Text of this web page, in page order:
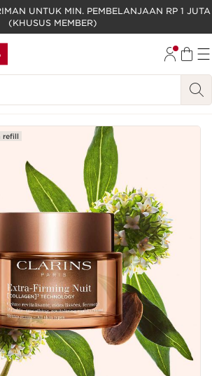
UNTUK MIN. PEMBELANJAAN RP 1 JUTA
(KHUSUS MEMBER)
refill